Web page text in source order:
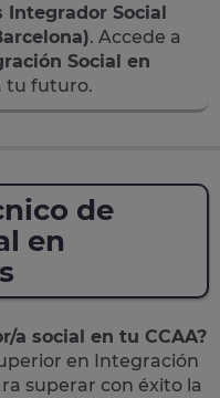
Integrador Social
. Accede a
Social en
tu futuro.
de
en
a social en tu CCAA?
en Integración
superar con éxito la